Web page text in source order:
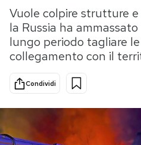
Tecnologia
Internet
Scienza
Cultura
Economia
Vuole colpire strutture
la Russia ha
lungo periodo tagliare
collegamento con il
Condividi